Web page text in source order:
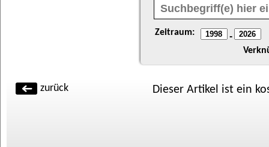
Zeitraum: -
zurück Dieser Artikel ist ein